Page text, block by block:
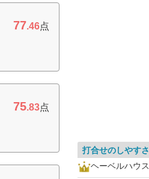
77.46点
75.83点
打合せのしやすさ
ヘーベルハウス